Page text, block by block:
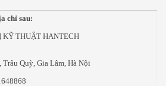
chỉ sau:
KỸ THUẬT HANTECH
Quỳ, Gia Lâm, Hà Nội